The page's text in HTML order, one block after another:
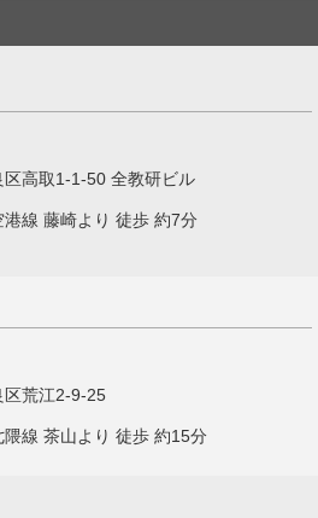
高取1-1-50 全教研ビル
線 藤崎より 徒歩 約7分
区荒江2-9-25
線 茶山より 徒歩 約15分